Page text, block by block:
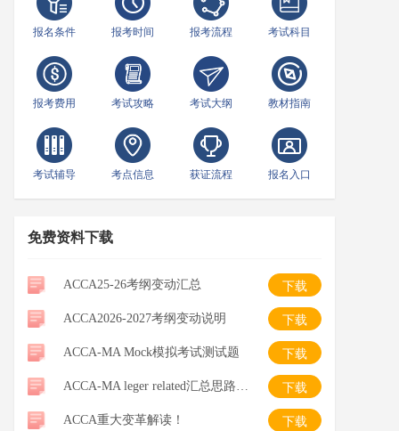
报名条件 报考时间 报考流程 考试科目
报考费用 考试攻略 考试大纲 教材指南
考试辅导 考点信息 获证流程 报名入口
免费资料下载
ACCA25-26考纲变动汇总 下载
ACCA2026-2027考纲变动说明 下载
ACCA-MA Mock模拟考试测试题 下载
ACCA-MA leger related汇总思路整理-笔记 下载
ACCA重大变革解读！ 下载